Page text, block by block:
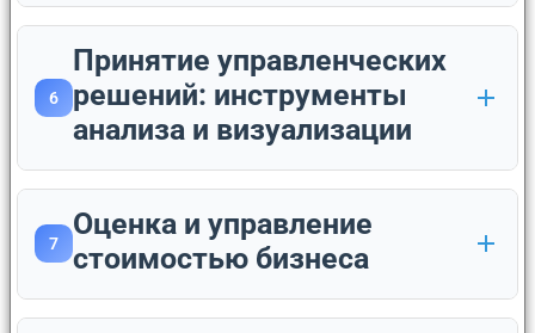
6
Принятие управленческих
решений: инструменты
анализа и визуализации
7
Оценка и управление
стоимостью бизнеса